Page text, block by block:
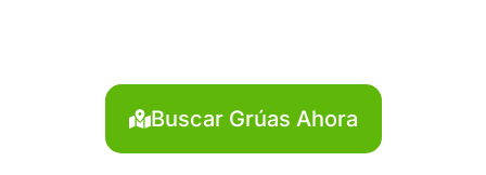
Buscar Grúas Ahora